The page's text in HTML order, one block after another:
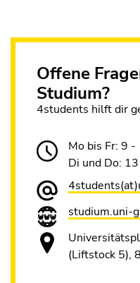
Offene
Studium?
4students hilft dir
Mo bis Fr: 9
Di und Do:
studium.uni-
(Liftstock 5),